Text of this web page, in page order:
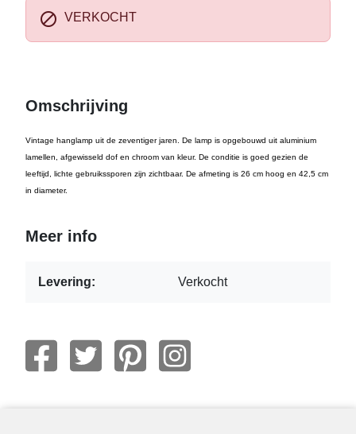
 VERKOCHT
Omschrijving
Vintage hanglamp uit de zeventiger jaren. De lamp is opgebouwd uit aluminium
lamellen, afgewisseld dof en chroom van kleur. De conditie is goed gezien de
leeftijd, lichte gebruikssporen zijn zichtbaar. De afmeting is 26 cm hoog en 42,5 cm
in diameter.
Meer info
Levering: Verkocht